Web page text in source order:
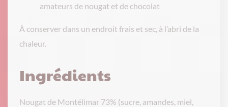
amateurs de nougat et de chocolat
À conserver dans un endroit frais et sec, à l’abri de la
chaleur.
Ingrédients
Nougat de Montélimar 73% (sucre, amandes, miel,